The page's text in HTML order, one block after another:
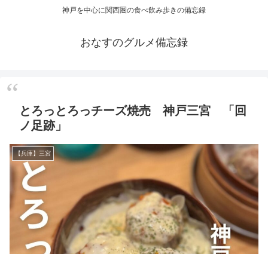
神戸を中心に関西圏の食べ飲み歩きの備忘録
おなすのグルメ備忘録
とろっとろっチーズ焼売 神戸三宮 「回
ノ足跡」
【兵庫】三宮